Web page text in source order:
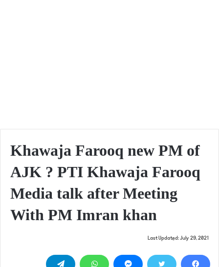
Khawaja Farooq new PM of
AJK ? PTI Khawaja Farooq
Media talk after Meeting
With PM Imran khan
Last Updated: July 29, 2021